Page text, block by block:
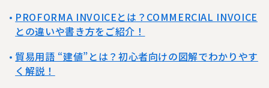
PROFORMA INVOICEとは？COMMERCIAL INVOICE
との違いや書き方をご紹介！
貿易用語 “建値”とは？初心者向けの図解でわかりやす
く解説！